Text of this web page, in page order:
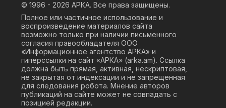
© 1996 - 2026 АРКА. Все права защищены.
Полное или частичное использование и
воспроизведение материалов сайта
возможно только при наличии письменного
согласия правообладателя ООО
«Информационное агентство АРКА» и
гиперссылки на сайт «АРКА» (arka.am). Ссылка
должна быть прямая, активная, нескриптовая,
не закрытая от индексации и не запрещенная
для следования робота. Мнение авторов
публикаций на сайте может не совпадать с
позицией редакции.